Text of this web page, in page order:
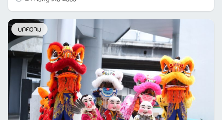
บทความ